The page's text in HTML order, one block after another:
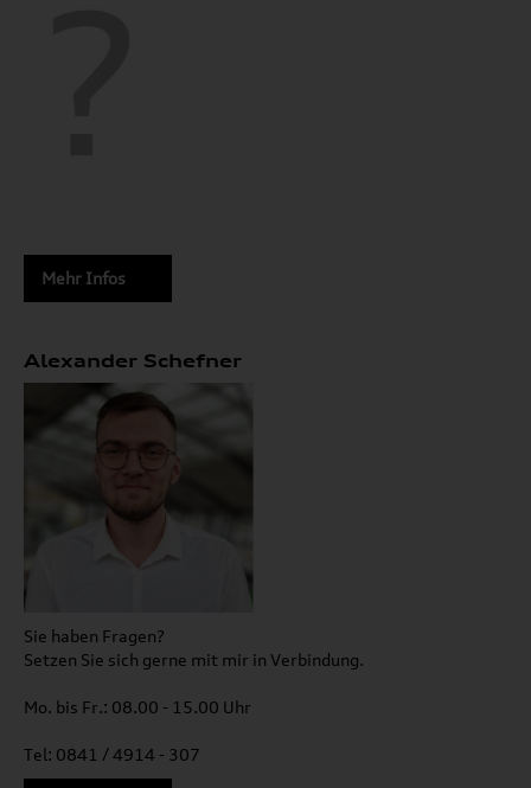
Mehr Infos
Alexander Schefner
Sie haben Fragen?
Setzen Sie sich gerne mit mir in Verbindung.
Mo. bis Fr.: 08.00 - 15.00 Uhr
Tel: 0841 / 4914 - 307